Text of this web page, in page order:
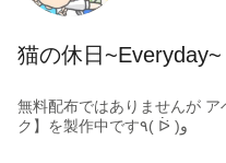
猫の休日~Everyday~
無料配布ではありませんが
ク】を製作中です٩( ᐖ )و